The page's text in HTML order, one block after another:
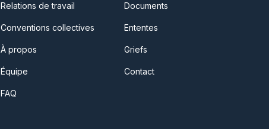
Relations de travail
Conventions collectives
À propos
Équipe
FAQ
Documents
Ententes
Griefs
Contact